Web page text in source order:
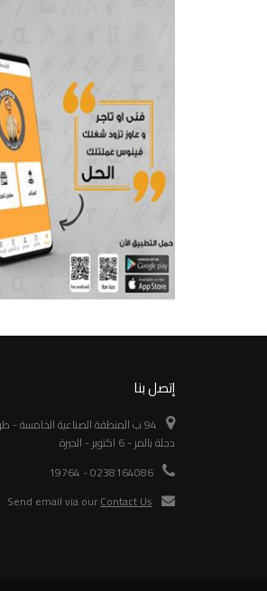
وات
لمبة كأس ليد 4.5
وات أبيض
جنيه 73
تفاصيل
إتصل بنا
94 ب المنطقة الصناعية الخامسة
دجلة بالمز - 6 اكتوبر - الجيزة
0238164086 - 19764
Send email via ourContact Us